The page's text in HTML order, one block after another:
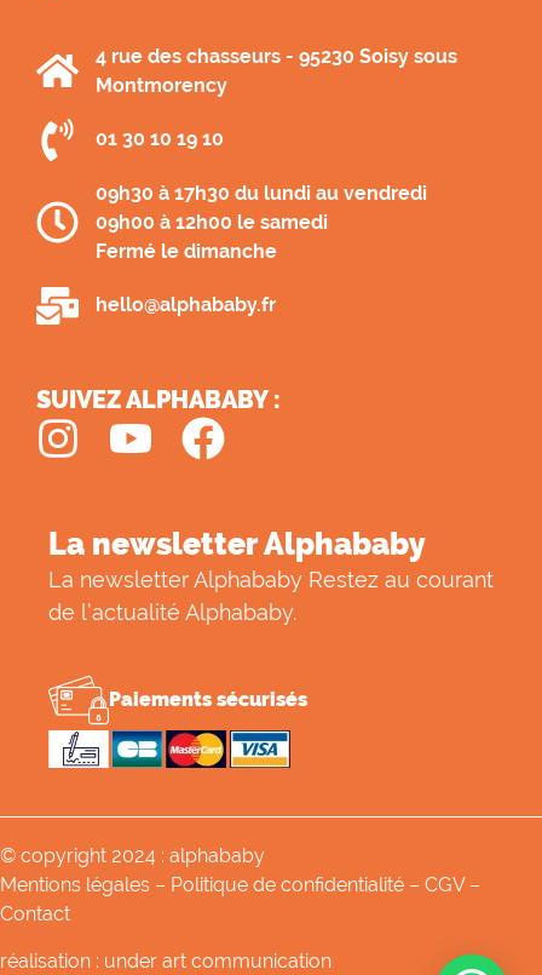
4 rue des chasseurs - 95230 Soisy sous
Montmorency
01 30 10 19 10
09h30 à 17h30 du lundi au vendredi
09h00 à 12h00 le samedi
Fermé le dimanche
hello@alphababy.fr
SUIVEZ ALPHABABY :
La newsletter Alphababy
La newsletter Alphababy Restez au courant
de l’actualité Alphababy.
Paiements sécurisés
© copyright 2024 : alphababy
Mentions légales – Politique de confidentialité – CGV–
Contact
réalisation : under art communication